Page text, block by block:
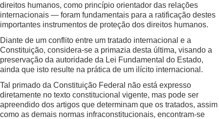
direitos humanos, como princípio orientador das relações
internacionais — foram fundamentais para a ratificação destes
importantes instrumentos de proteção dos direitos humanos.
Diante de um conflito entre um tratado internacional e a
Constituição, considera-se a primazia desta última, visando a
preservação da autoridade da Lei Fundamental do Estado,
ainda que isto resulte na prática de um ilícito internacional.
Tal primado da Constituição Federal não está expresso
diretamente no texto constitucional vigente, mas pode ser
apreendido dos artigos que determinam que os tratados, assim
como as demais normas infraconstitucionais, encontram-se